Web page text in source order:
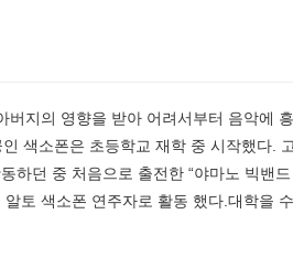
지의 영향을 받아 어려서부터 음악에
색소폰은 초등학교 재학 중 시작했다.
던 중 처음으로 출전한 “야마노 빅밴
토 색소폰 연주자로 활동 했다.대학을